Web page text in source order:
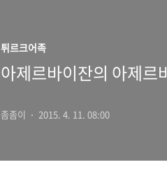
튀르크어족
아제르바이잔의 아제르
좀좀이 2015. 4. 11. 08:00